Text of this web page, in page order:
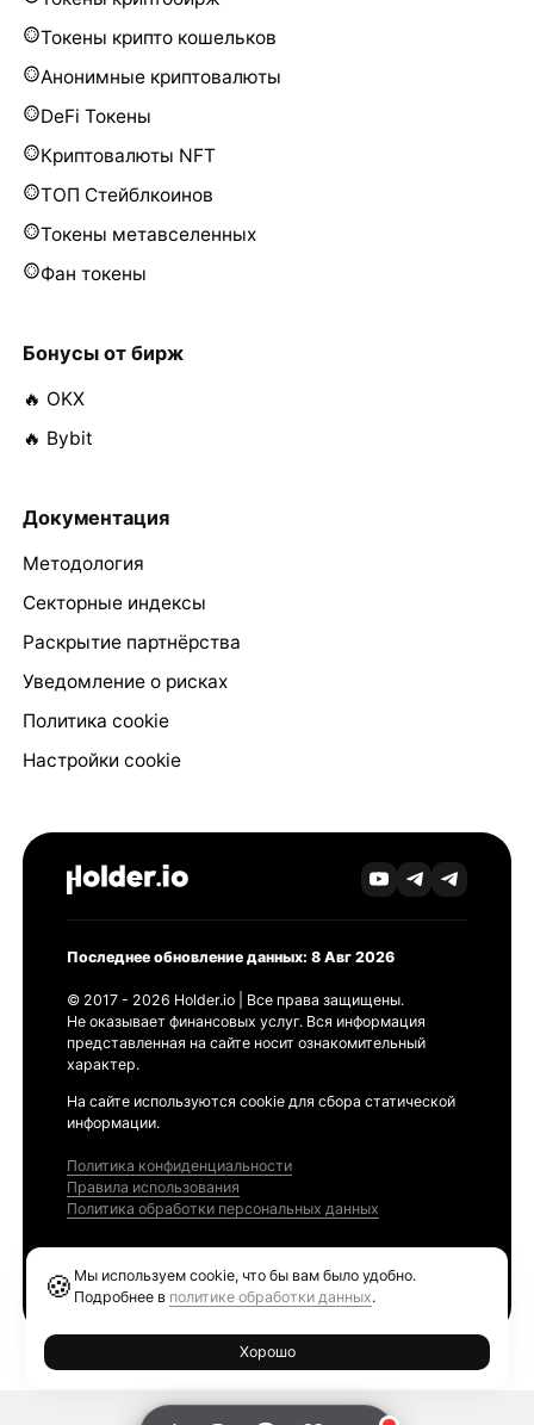
Токены крипто кошельков
Анонимные криптовалюты
DeFi Токены
Криптовалюты NFT
ТОП Стейблкоинов
Токены метавселенных
Фан токены
Бонусы от бирж
🔥 OKX
🔥 Bybit
Документация
Методология
Секторные индексы
Раскрытие партнёрства
Уведомление о рисках
Политика cookie
Настройки cookie
Последнее обновление данных: 8 Авг 2026
© 2017 - 2026 Holder.io | Все права защищены.
Не оказывает финансовых услуг. Вся информация
представленная на сайте носит ознакомительный
характер.
На сайте используются cookie для сбора статической
информации.
Политика конфиденциальности
Правила использования
Политика обработки персональных данных
🍪 Мы используем cookie, что бы вам было удобно.
Подробнее в политике обработки данных.
Хорошо
Ethereum GAS Tracker